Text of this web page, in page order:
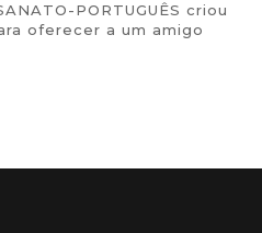
PORTUGUÊS criou
oferecer a um amigo